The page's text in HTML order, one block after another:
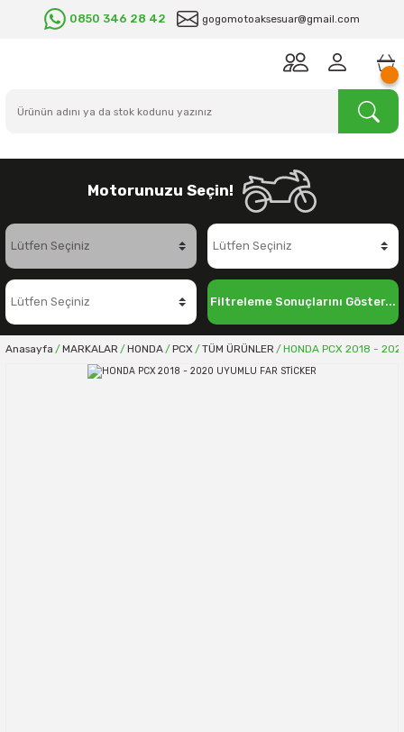
0850 346 28 42 gogomotoaksesuar@gmail.com
Motorunuzu Seçin!
Filtreleme Sonuçlarını Göster...
Anasayfa MARKALAR HONDA PCX TÜM ÜRÜNLER HONDA PCX 2018 -